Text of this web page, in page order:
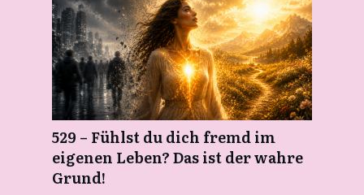
529 – Fühlst du dich fremd im
eigenen Leben? Das ist der wahre
Grund!